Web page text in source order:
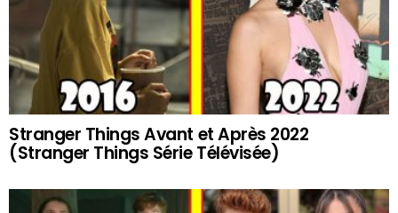
Stranger Things Avant et Après 2022
(Stranger Things Série Télévisée)